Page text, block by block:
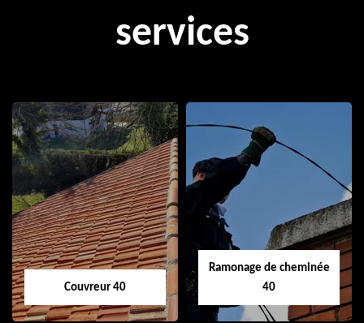
services
Couvreur 40
Ramonage de cheminée
40